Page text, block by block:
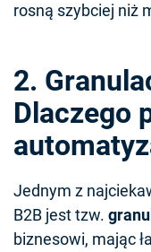
rosną szybciej niż
2.
Dlaczego
Jednym z
B2B jest tzw.
biznesowi, mając